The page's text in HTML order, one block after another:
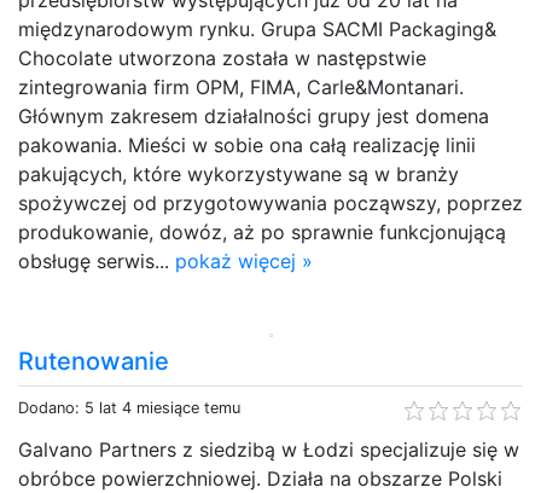
międzynarodowym rynku. Grupa SACMI Packaging&
Chocolate utworzona została w następstwie
zintegrowania firm OPM, FIMA, Carle&Montanari.
Głównym zakresem działalności grupy jest domena
pakowania. Mieści w sobie ona całą realizację linii
pakujących, które wykorzystywane są w branży
spożywczej od przygotowywania począwszy, poprzez
produkowanie, dowóz, aż po sprawnie funkcjonującą
obsługę serwis... pokaż więcej »
Rutenowanie
Dodano: 5 lat 4 miesiące temu
Galvano Partners z siedzibą w Łodzi specjalizuje się w
obróbce powierzchniowej. Działa na obszarze Polski